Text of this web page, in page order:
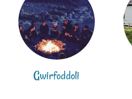
Gwirfoddoli